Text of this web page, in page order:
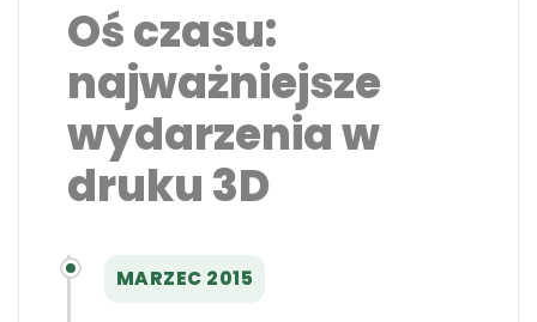
Oś czasu:
najważniejsze
wydarzenia w
druku 3D
MARZEC 2015